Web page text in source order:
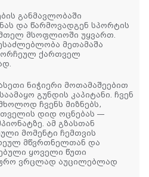
განმავლობაში
და წარმოვადგენ სპორტის
მსოფლიოში უყვართ.
მეთამაშა
ქართველ
ნიჭიერი მოთამაშეებით
გუნდის კაპიტანი. ჩვენ
ჩვენს მიზნებს,
დიდ ოცნებას —
ამ გზასთან
მომენტი ჩემთვის
მწვრთნელთან და
ყოველი წუთი
ვრცლად აუცილებლად